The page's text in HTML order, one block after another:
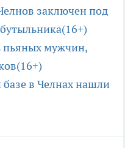
заключен под
пьяных мужчин,
в Челнах нашли